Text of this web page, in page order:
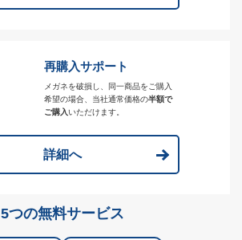
再購入サポート
メガネを破損し、同一商品をご購入
希望の場合、当社通常価格の半額で
ご購入いただけます。
詳細へ
5つの無料サービス